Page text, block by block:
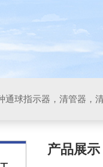
通球指示器，清管器，
产品展示